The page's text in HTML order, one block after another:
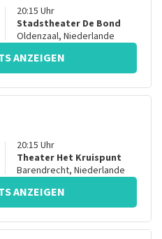
20:15 Uhr
Stadstheater De Bond
Oldenzaal, Niederlande
ANZEIGEN
20:15 Uhr
Theater Het Kruispunt
Barendrecht, Niederlande
ANZEIGEN